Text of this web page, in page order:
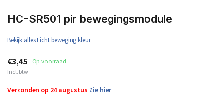
HC-SR501 pir bewegingsmodule
Bekijk alles Licht beweging kleur
€3,45 Op voorraad
Incl. btw
Verzonden op 24 augustus Zie hier